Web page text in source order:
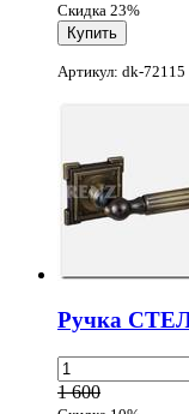
Скидка 23%
Артикул: dk-72115
Ручка
1 600